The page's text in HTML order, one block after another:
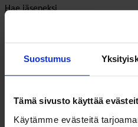
Suostumus
Tämä sivusto käyttää
Käytämme evästeitä
Hae jäseneksi
Varaa kokoustila